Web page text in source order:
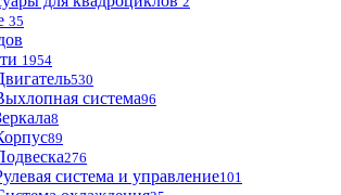
35
1954
530
система96
8
89
276
система и управление101